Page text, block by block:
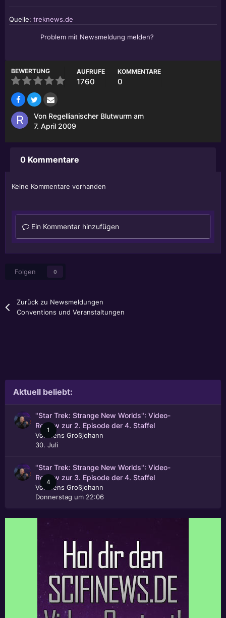
Quelle: treknews.de
Problem mit Newsmeldung melden?
BEWERTUNG AUFRUFE
1760
KOMMENTARE
0
Von Regellianischer Blutwurm am
7. April 2009
0 Kommentare
Keine Kommentare vorhanden
Ein Kommentar hinzufügen
Folgen 0
Zurück zu Newsmeldungen
Conventions und Veranstaltungen
Aktuell beliebt:
1
"Star Trek: Strange New Worlds": Video-
Review zur 2. Episode der 4. Staffel
Von
Jens Großjohann
30. Juli
4
"Star Trek: Strange New Worlds": Video-
Review zur 3. Episode der 4. Staffel
Von
Jens Großjohann
Donnerstag um 22:06